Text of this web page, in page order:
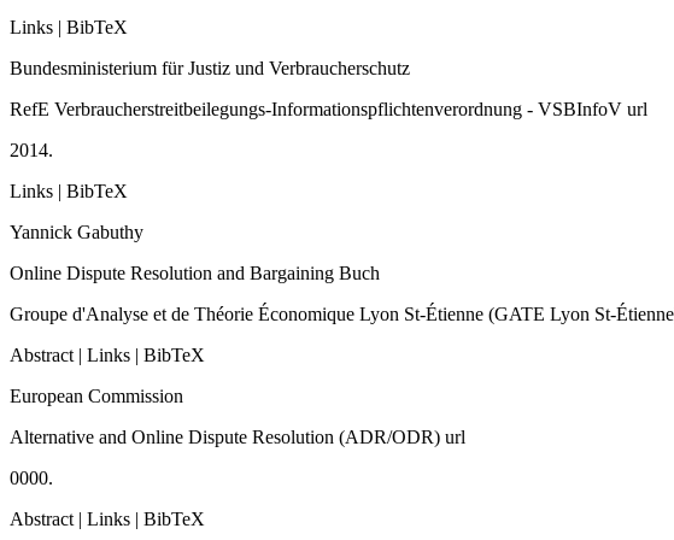
Links | BibTeX
Bundesministerium für Justiz und Verbraucherschutz
RefE Verbraucherstreitbeilegungs-Informationspflichtenverordnung - VSBInfoV url
2014.
Links | BibTeX
Yannick Gabuthy
Online Dispute Resolution and Bargaining Buch
Groupe d'Analyse et de Théorie Économique Lyon St-Étienne (GATE Lyon St-
Abstract | Links | BibTeX
European Commission
Alternative and Online Dispute Resolution (ADR/ODR) url
0000.
Abstract | Links | BibTeX